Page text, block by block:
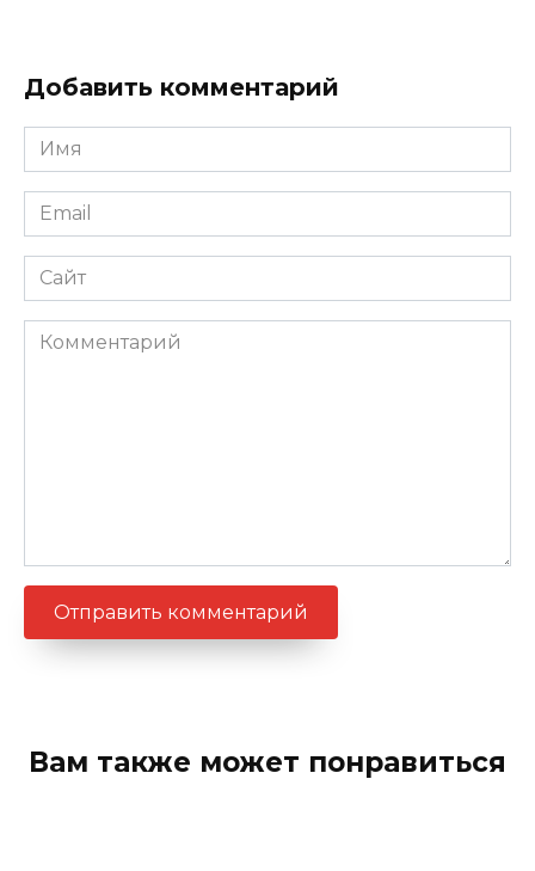
Добавить комментарий
Имя
*
Email
*
Сайт
Комментарий
Вам также может понравиться